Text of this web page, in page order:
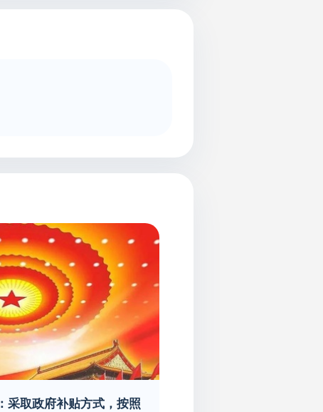
采取政府补贴方式，按照